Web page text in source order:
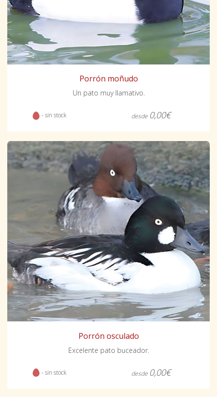
Porrón moñudo
Un pato muy llamativo.
- sin stock desde 0,00€
Porrón osculado
Excelente pato buceador.
- sin stock desde 0,00€